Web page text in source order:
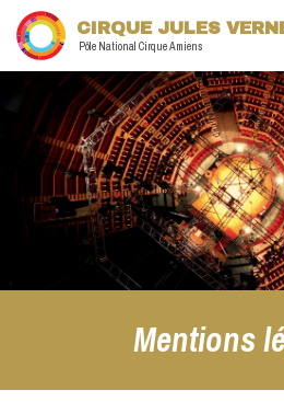
CIRQUE JULES
Pôle National Cirque Amiens
Mentions